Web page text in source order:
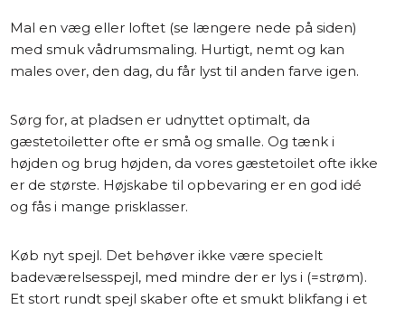
Mal en væg eller loftet (se længere nede på siden)
med smuk vådrumsmaling. Hurtigt, nemt og kan
males over, den dag, du får lyst til anden farve igen.
Sørg for, at pladsen er udnyttet optimalt, da
gæstetoiletter ofte er små og smalle. Og tænk i
højden og brug højden, da vores gæstetoilet ofte ikke
er de største. Højskabe til opbevaring er en god idé
og fås i mange prisklasser.
Køb nyt spejl. Det behøver ikke være specielt
badeværelsesspejl, med mindre der er lys i (=strøm).
Et stort rundt spejl skaber ofte et smukt blikfang i et